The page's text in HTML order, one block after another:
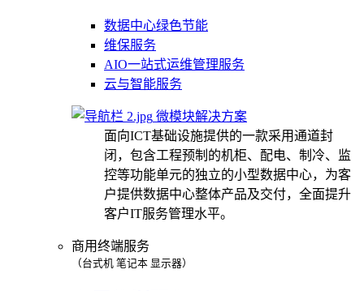
数据中心绿色节能
维保服务
AIO一站式运维管理服务
云与智能服务
微模块解决方案
面向ICT基础设施提供的一款采用通道封
闭，包含工程预制的机柜、配电、制冷、监
控等功能单元的独立的小型数据中心，为客
户提供数据中心整体产品及交付，全面提升
客户IT服务管理水平。
商用终端服务
（台式机 笔记本 显示器）